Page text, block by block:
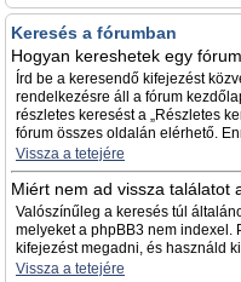
Keresés a fórumban
Hogyan kereshetek egy
Írd be a keresendő kifejezést
rendelkezésre áll a fórum
részletes keresést a „Részletes
fórum összes oldalán elérhető.
Vissza a tetejére
Miért nem ad vissza találatot
Valószínűleg a keresés túl
melyeket a phpBB3 nem indexel.
kifejezést megadni, és használd
Vissza a tetejére